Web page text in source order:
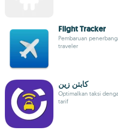
Flight Tracker
Pembaruan
traveler
كابتن زين
Optimalkan taksi
tarif